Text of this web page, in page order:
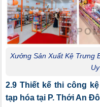
Xưởng Sản Xuất Kệ Trưng
2.9 Thiết kế thi công
tạp hóa tại P. Thới An